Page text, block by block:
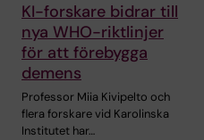
KI-forskare bidrar till
nya WHO-riktlinjer
för att förebygga
demens
Professor Miia Kivipelto och
flera forskare vid Karolinska
Institutet har…